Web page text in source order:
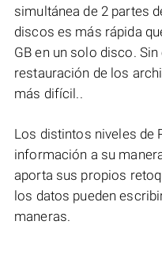
simultánea de 2 partes
discos es más rápida
GB en un solo disco.
restauración de los
más difícil..
Los distintos niveles de
información a su
aporta sus propios
los datos pueden
maneras.